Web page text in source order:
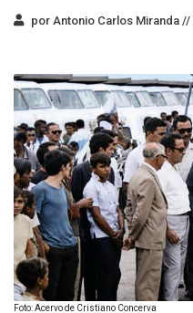
por Antonio Carlos Miranda //
Foto: Acervo de Cristiano Concerva